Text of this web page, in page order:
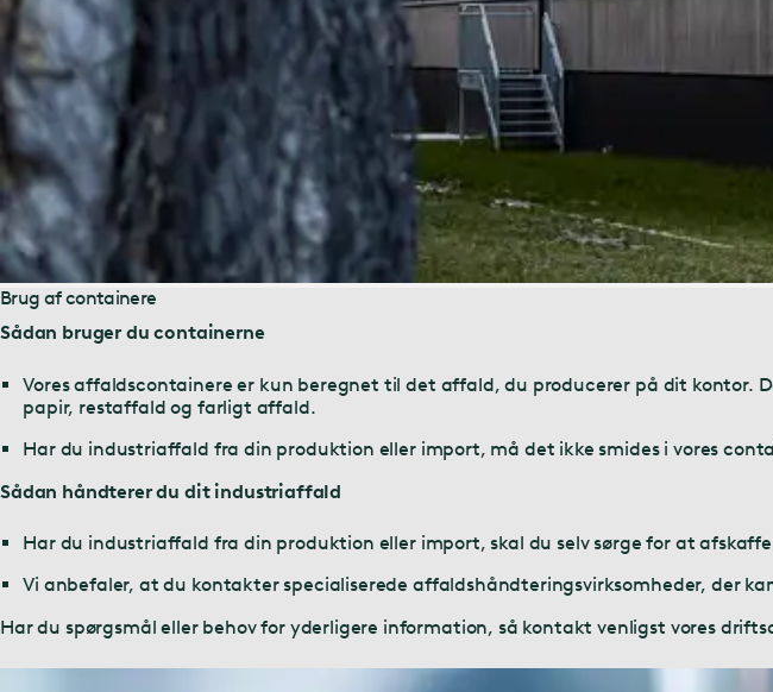
Brug af containere
Sådan bruger du containerne
Vores affaldscontainere er kun beregnet til det affald, du producerer på dit
papir, restaffald og farligt affald.
Har du industriaffald fra din produktion eller import, må det ikke smides i vores
Sådan håndterer du dit industriaffald
Har du industriaffald fra din produktion eller import, skal du selv sørge for at
Vi anbefaler, at du kontakter specialiserede affaldshåndteringsvirksomheder, der
Har du spørgsmål eller behov for yderligere information, så kontakt venligst vores